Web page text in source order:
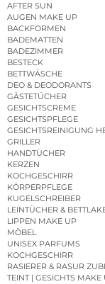
AFTER SUN
AUGEN MAKE UP
BACKFORMEN
BADEMATTEN
BADEZIMMER
BESTECK
BETTWÄSCHE
DEO & DEODORANTS
GÄSTETÜCHER
GESICHTSCREME
GESICHTSPFLEGE
GESICHTSREINIGUNG
GRILLER
HANDTÜCHER
KERZEN
KOCHGESCHIRR
KÖRPERPFLEGE
KUGELSCHREIBER
LEINTÜCHER &
LIPPEN MAKE UP
MÖBEL
UNISEX PARFUMS
KOCHGESCHIRR
RASIERER & RASUR
TEINT | GESICHTS MAKE